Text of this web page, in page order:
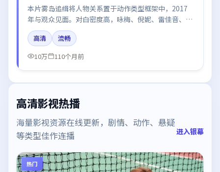
本片雾岛追缉将人物关系置于动作类型框架中，2017
年与观众见面。对白密度高，咏梅、倪妮、雷佳音、梁
朝伟、王凯的台词节奏值得关注；整体气质偏泰国都市
与冷色调摄影。
高清
流畅
10万
110个月前
高清影视热播
海量影视资源在线更新，剧情、动作、悬疑
等类型佳作连播
进入银幕
热门